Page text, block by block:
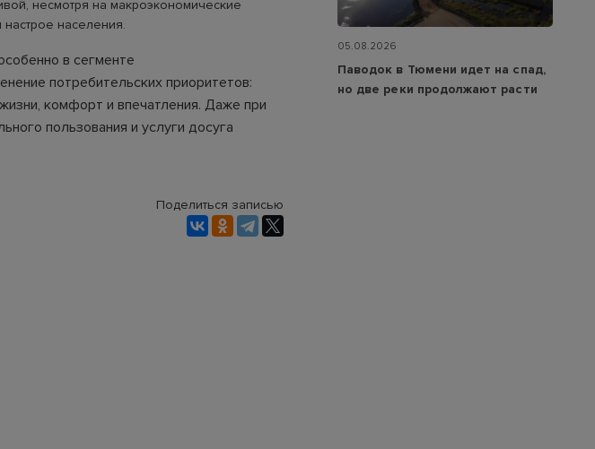
несмотря на макроэкономические
населения.
в сегменте
потребительских приоритетов:
комфорт и впечатления. Даже при
пользования и услуги досуга
Поделиться записью
05.08.2026
Паводок в Тюмени идет на спад,
но две реки продолжают расти